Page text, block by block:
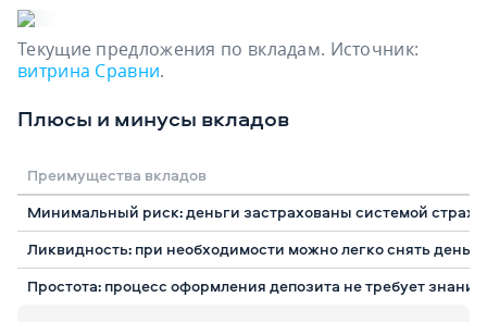
Текущие предложения по вкладам. Источник:
витрина Сравни.
Плюсы и минусы вкладов
Преимущества вкладов
Минимальный риск: деньги застрахованы системой
Ликвидность: при необходимости можно легко снять деньги
Простота: процесс оформления депозита не требует